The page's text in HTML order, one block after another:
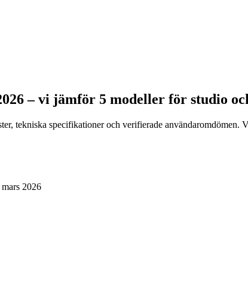
– vi jämför 5 modeller för studio
tekniska specifikationer och verifierade
mars 2026